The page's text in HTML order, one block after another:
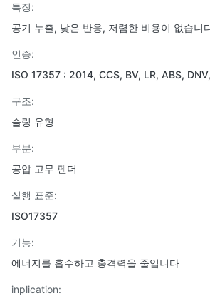
특징:
공기 누출, 낮은 반응, 저렴한 비용이 없습니
인증:
ISO 17357 : 2014, CCS, BV, LR, ABS,
구조:
슬링 유형
부분:
공압 고무 펜더
실행 표준:
ISO17357
기능:
에너지를 흡수하고 충격력을 줄입니다
inplication: